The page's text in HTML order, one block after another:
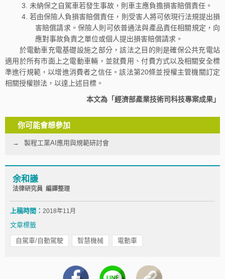
未納保之自駕車若發生事故，則車主應負擔損害賠償責任。
若由保險人負損害賠償責任，則受害人將可依現行法規提出損
害賠償請求。保險人則可依普通法與產品責任相關規定，向
應對事故負責之單位或個人提出損害賠償請求。
於電動車充電基礎設施之部分，該法之目的則是確保公共充電站
適用於所有市面上之電動車輛，並就費用、付費方式以及相關安全標
準進行規範，以增進消費者之信任。該法第20條並授權主管機關訂定
相關授權辦法，以達上述目標。
本文為「經濟部產業技術司科技專案成果」
你可能會想參加
製程工業AI應用與規範研討會
余和謙
法律研究員 編譯整理
上稿時間： 2018年11月
文章標籤
自駕車/自動駕駛 智慧機械 電動車